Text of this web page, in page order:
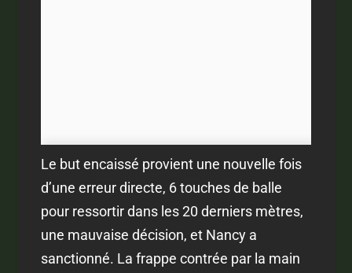
Le but encaissé provient une nouvelle fois
d’une erreur directe, 6 touches de balle
pour ressortir dans les 20 derniers mètres,
une mauvaise décision, et Nancy a
sanctionné. La frappe contrée par la main